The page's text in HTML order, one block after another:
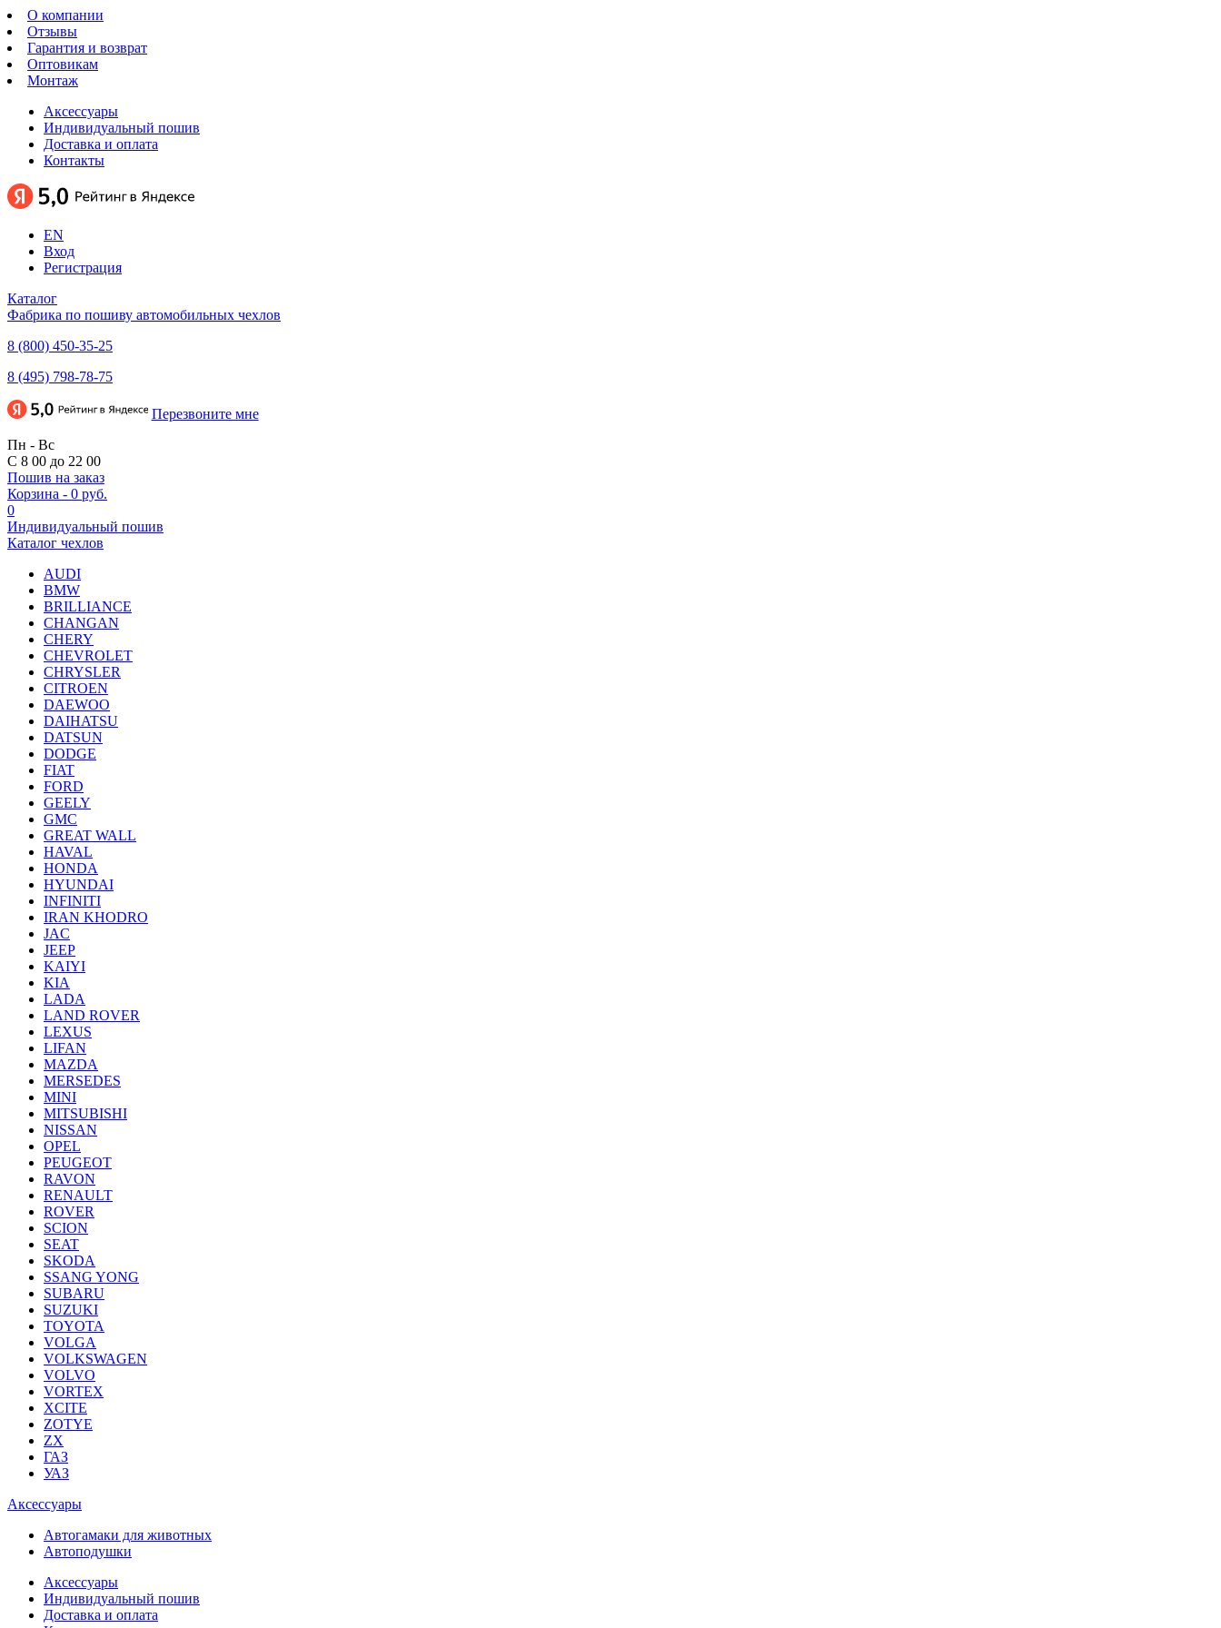
О компании
Отзывы
Гарантия и возврат
Оптовикам
Монтаж
Аксессуары
Индивидуальный пошив
Доставка и оплата
Контакты
EN
Вход
Регистрация
Каталог
Фабрика по пошиву автомобильных чехлов
8 (800) 450-35-25
8 (495) 798-78-75
Перезвоните мне
Пн - Вс
С 8 00 до 22 00
Пошив на заказ
Корзина - 0 руб.
0
Индивидуальный пошив
Каталог чехлов
AUDI
BMW
BRILLIANCE
CHANGAN
CHERY
CHEVROLET
CHRYSLER
CITROEN
DAEWOO
DAIHATSU
DATSUN
DODGE
FIAT
FORD
GEELY
GMC
GREAT WALL
HAVAL
HONDA
HYUNDAI
INFINITI
IRAN KHODRO
JAC
JEEP
KAIYI
KIA
LADA
LAND ROVER
LEXUS
LIFAN
MAZDA
MERSEDES
MINI
MITSUBISHI
NISSAN
OPEL
PEUGEOT
RAVON
RENAULT
ROVER
SCION
SEAT
SKODA
SSANG YONG
SUBARU
SUZUKI
TOYOTA
VOLGA
VOLKSWAGEN
VOLVO
VORTEX
XCITE
ZOTYE
ZX
ГАЗ
УАЗ
Аксессуары
Автогамаки для животных
Автоподушки
Аксессуары
Индивидуальный пошив
Доставка и оплата